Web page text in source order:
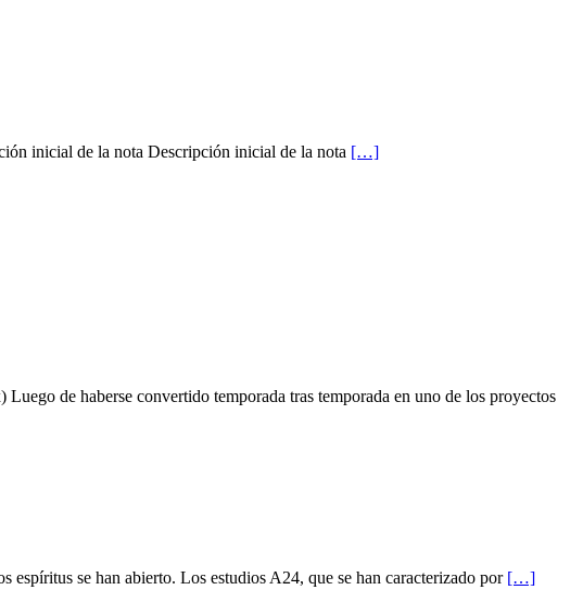
inicial de la nota Descripción inicial de la nota […]
de haberse convertido temporada tras temporada en uno de los proyectos
se han abierto. Los estudios A24, que se han caracterizado por […]